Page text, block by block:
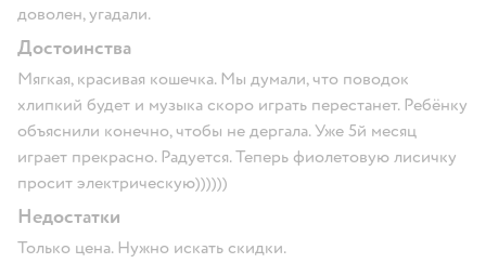
доволен, угадали.
Достоинства
Мягкая, красивая кошечка. Мы думали, что поводок
хлипкий будет и музыка скоро играть перестанет. Ребёнку
объяснили конечно, чтобы не дергала. Уже 5й месяц
играет прекрасно. Радуется. Теперь фиолетовую лисичку
просит электрическую))))))
Недостатки
Только цена. Нужно искать скидки.